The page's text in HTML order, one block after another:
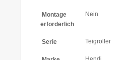
Montage
erforderlich
Nein
Serie Teigroller